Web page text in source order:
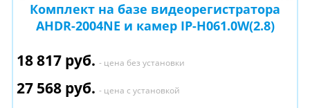
Комплект на базе видеорегистратора
AHDR-2004NE и камер IP-H061.0W(2.8)
18 817 руб. - цена без установки
27 568 руб. - цена с установкой